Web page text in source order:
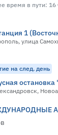
время в пути: 16
1
улица
на след. день